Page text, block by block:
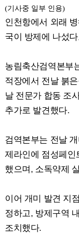
(기사중 일부 인용)
인천항에서 외래
국이 방제에 나섰
농림축산검역본부
적장에서 전날 붉
날 전문가 합동 조
추가로 발견했다.
검역본부는 전날
제라인에 점성페인
했으며, 소독약제
이어 개미 발견 지
정하고, 방제구역
조치했다.